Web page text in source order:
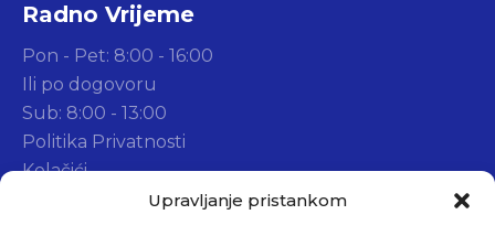
Upravljanje pristankom
Radno Vrijeme
Pon - Pet: 8:00 - 16:00
Ili po dogovoru
Sub: 8:00 - 13:00
Politika Privatnosti
Kolačići